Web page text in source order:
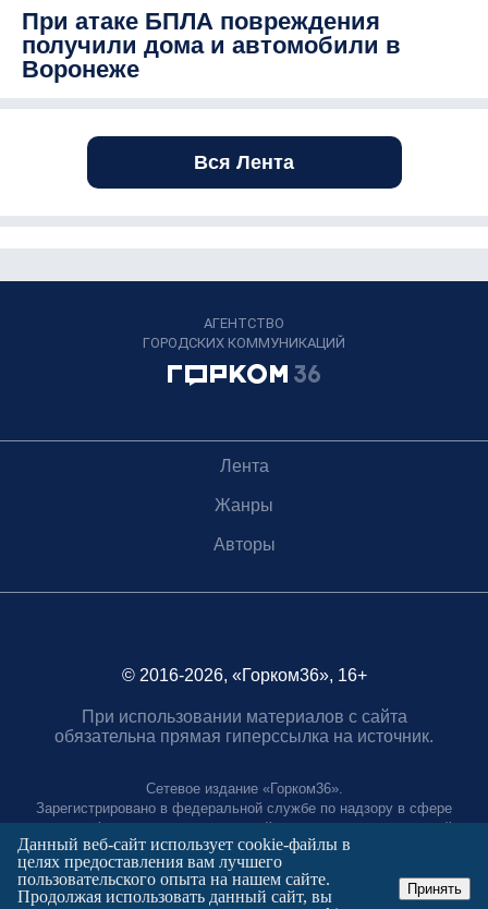
При атаке БПЛА повреждения
получили дома и автомобили в
Воронеже
Вся Лента
АГЕНТСТВО
ГОРОДСКИХ КОММУНИКАЦИЙ
Лента
Жанры
Авторы
© 2016-2026, «Горком36», 16+
При использовании материалов с сайта
обязательна прямая гиперссылка на источник.
Сетевое издание «Горком36».
Зарегистрировано в федеральной службе по надзору в сфере
связи, информационных технологий и массовых коммуникаций.
Регистрационный номер ЭЛ № ФС77-88966 от 21 января 2025 г.
Учредитель: Муниципальное автономное учреждение "Агентство
городских коммуникаций"
Данный веб-сайт использует cookie-файлы в
целях предоставления вам лучшего
пользовательского опыта на нашем сайте.
Продолжая использовать данный сайт, вы
Принять